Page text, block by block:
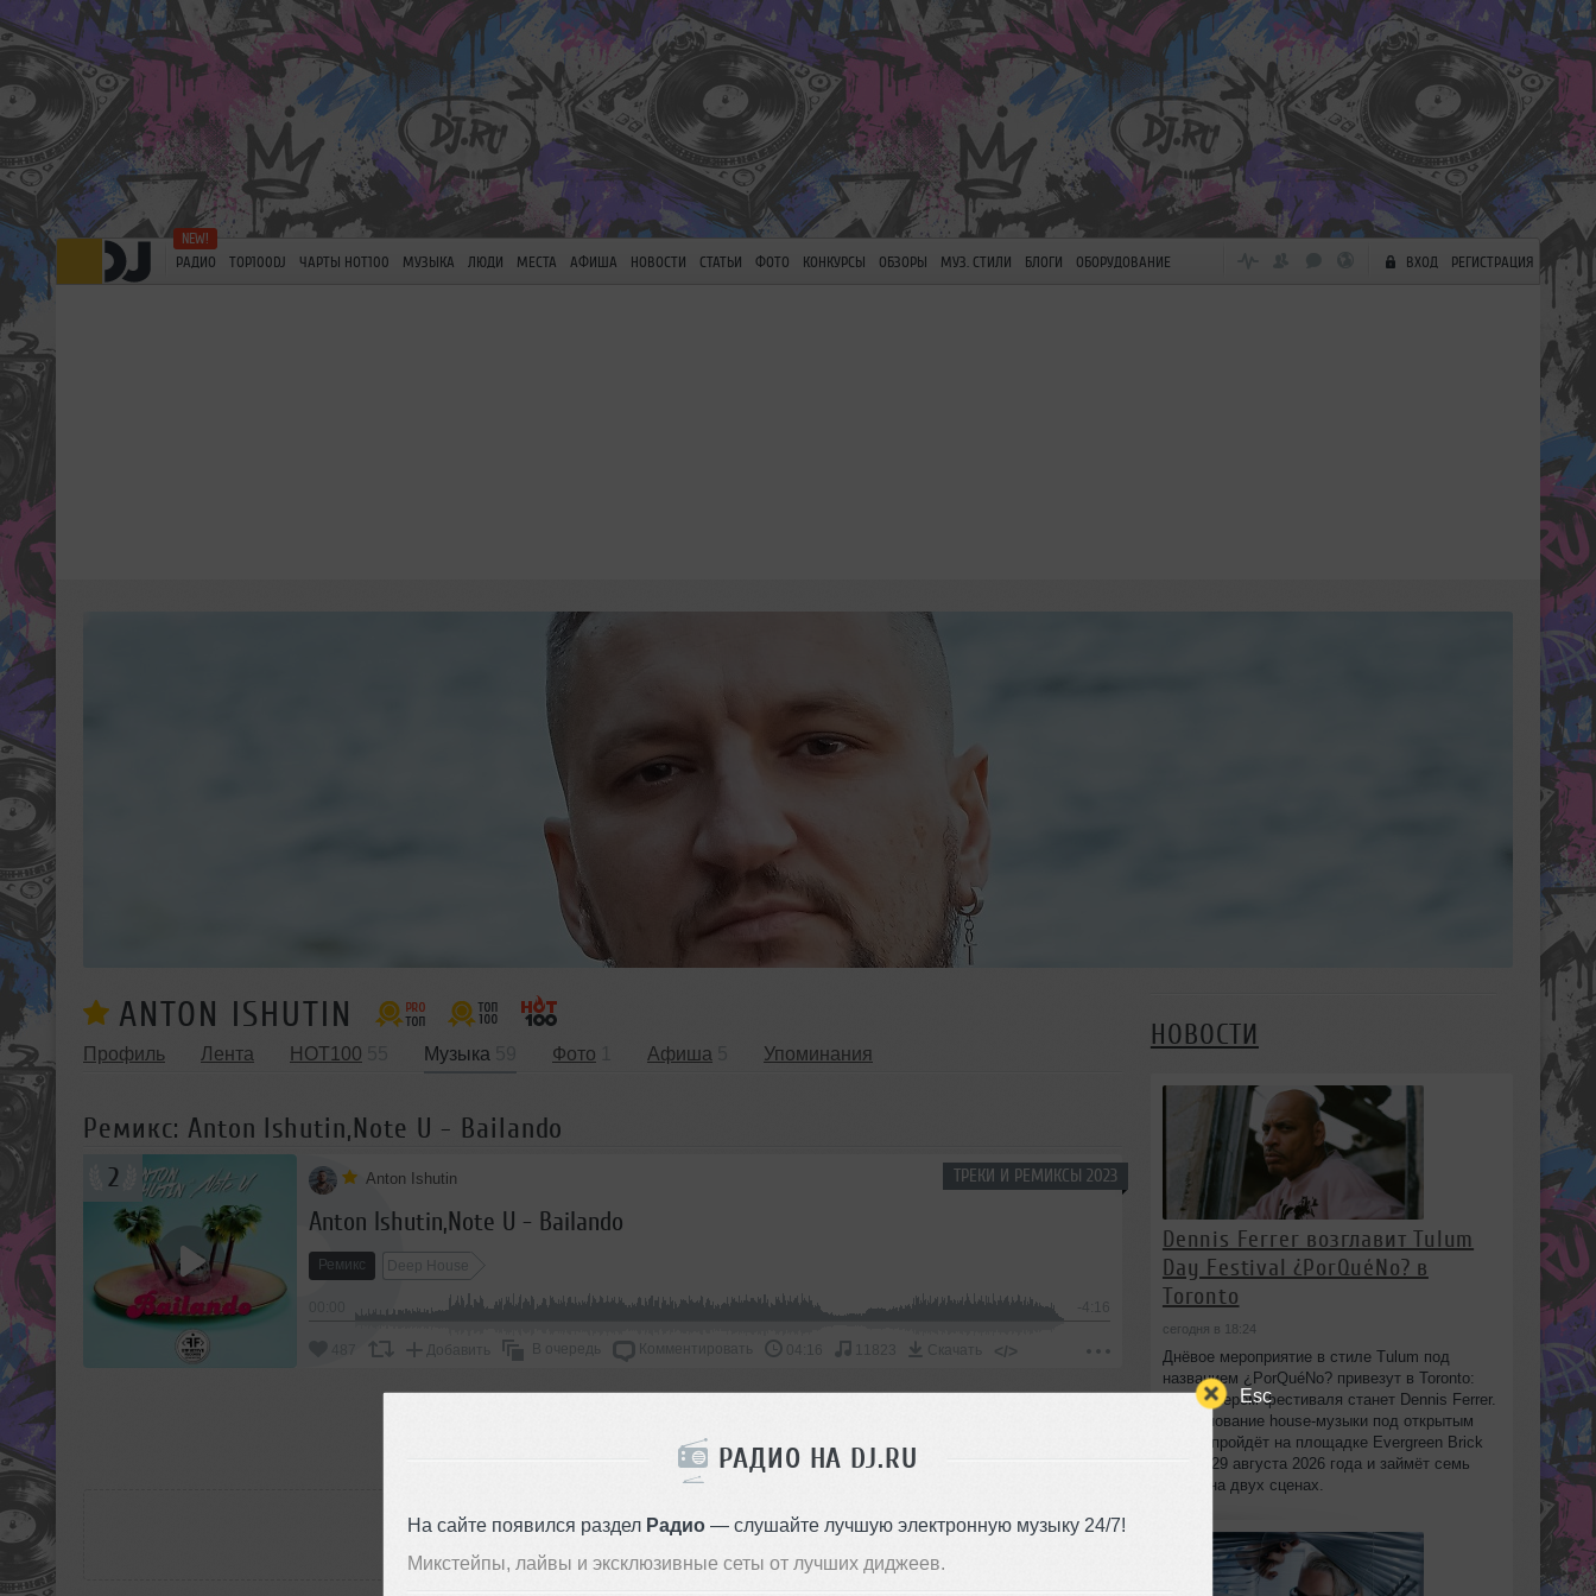
Esc
РАДИО НА DJ.RU
На сайте появился раздел Радио— слушайте лучшую электронную музыку 24/7!
Микстейпы, лайвы и эксклюзивные сеты от лучших диджеев.
РАДИО TOP100DJ ЧАРТЫ HOT100 МУЗЫКА ЛЮДИ МЕСТА АФИША НОВОСТИ СТАТЬИ ФОТО КОНКУРСЫ ОБЗОРЫ МУЗ. СТИЛИ БЛОГИ ОБОРУДОВАНИЕ ВХОД РЕГИСТРАЦИЯ
ANTON ISHUTIN
Профиль Лента HOT100 Музыка Фото Афиша Упоминания
Ремикс: Anton Ishutin,Note U - Bailando
ТРЕКИ И РЕМИКСЫ 2023
2 Anton Ishutin
Anton Ishutin,Note U - Bailando
Ремикс Deep House
-4:16
487 Добавить В очередь Комментировать 04:16 11823 Скачать </>
РАССКАЖИ ДРУЗЬЯМ
НОВОСТИ
Dennis Ferrer возглавит Tulum
Day Festival ¿PorQuéNo? в
Toronto
сегодня в 18:24
Днёвое мероприятие в стиле Tulum под
названием ¿PorQuéNo? привезут в Toronto:
хедлайнером фестиваля станет Dennis Ferrer.
Празднование house-музыки под открытым
небом пройдёт на площадке Evergreen Brick
Works 29 августа 2026 года и займёт семь
часов на двух сценах.